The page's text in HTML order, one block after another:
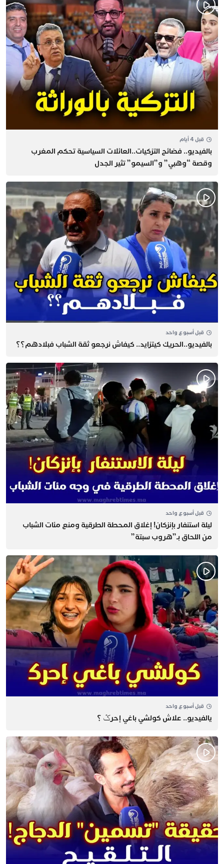
قبل 4 أيام
بالفيديو.. فضائح التزكيات..العائلات السياسية تحكم المغرب
وقصة “وهبي” و”السيمو” تثير الجدل
قبل أسبوع واحد
بالفيديو..الحريك كيتزايد.. كيفاش نرجعو ثقة الشباب فبلادهم؟؟
قبل أسبوع واحد
​ليلة استنفار بإنزكان! إغلاق المحطة الطرقية ومنع مئات الشباب
من اللحاق بـ”هروب سبتة”
قبل أسبوع واحد
يالفيديو.. علاش كولشي باغي إحرݣ ؟